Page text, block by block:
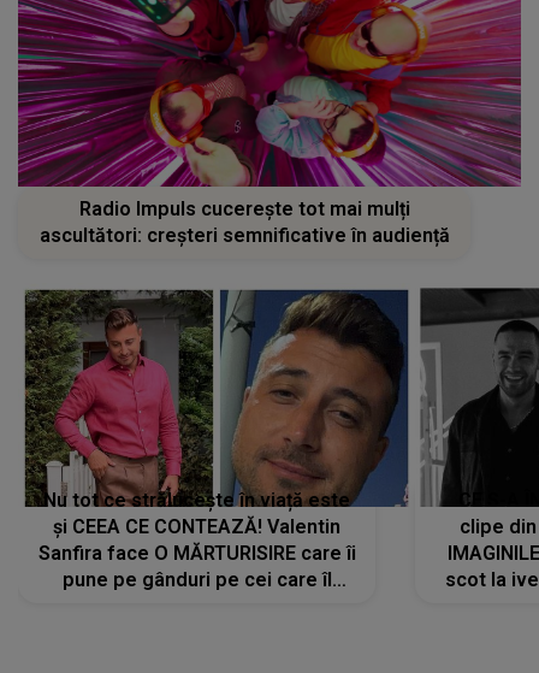
Radio Impuls cucerește tot mai mulți
ascultători: creșteri semnificative în audiență
Nu tot ce strălucește în viață este
și CEEA CE CONTEAZĂ! Valentin
Sanfira face O MĂRTURISIRE care îi
pune pe gânduri pe cei care îl
CE S-A
clipe
scot la